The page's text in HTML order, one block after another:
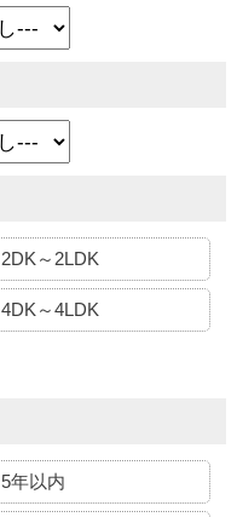
2DK～2LDK
4DK～4LDK
5年以内